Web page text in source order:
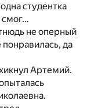
студентка
смог…
не оперный
да
Артемий.